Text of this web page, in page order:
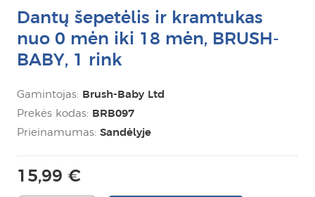
Dantų šepetėlis ir kramtukas
nuo 0 mėn iki 18 mėn, BRUSH-
BABY, 1 rink
Gamintojas: Brush-Baby Ltd
Prekės kodas: BRB097
Prieinamumas: Sandėlyje
15,99 €